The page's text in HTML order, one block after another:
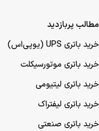
مطالب پربازدید
خرید باتری UPS (یو‌پی‌اس)
خرید باتری موتورسیکلت
خرید باتری لیتیومی
خرید باتری لیفتراک
خرید باتری صنعتی